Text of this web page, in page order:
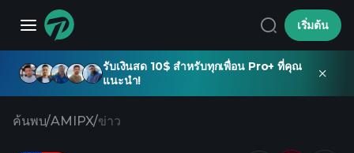
เริ่มต้น
รับเงินสด 10$ สำหรับทุกเพื่อน Pro+ ที่คุณ
แนะนำ!
ค้นพบ/AMIPX/ข่าว